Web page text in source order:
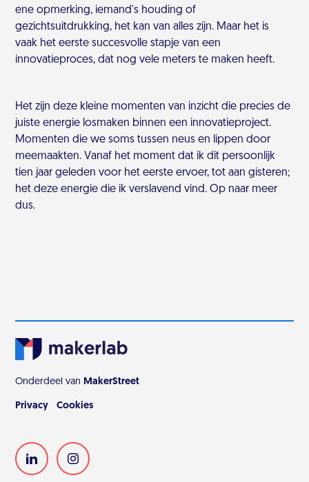
ene opmerking, iemand's houding of
gezichtsuitdrukking, het kan van alles zijn. Maar het is
vaak het eerste succesvolle stapje van een
innovatieproces, dat nog vele meters te maken heeft.
Het zijn deze kleine momenten van inzicht die precies de
juiste energie losmaken binnen een innovatieproject.
Momenten die we soms tussen neus en lippen door
meemaakten. Vanaf het moment dat ik dit persoonlijk
tien jaar geleden voor het eerste ervoer, tot aan gisteren;
het deze energie die ik verslavend vind. Op naar meer
dus.
Onderdeel van MakerStreet
Privacy Cookies